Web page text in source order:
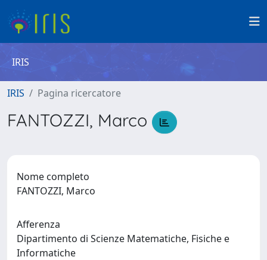
IRIS
IRIS Pagina ricercatore
FANTOZZI, Marco
Nome completo
FANTOZZI, Marco
Afferenza
Dipartimento di Scienze Matematiche, Fisiche e
Informatiche